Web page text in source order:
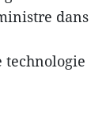
dans
technologie